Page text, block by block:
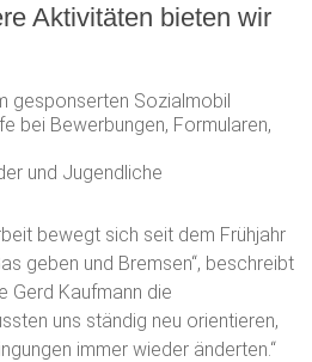
Aktivitäten bieten wir
gesponserten Sozialmobil
bei Bewerbungen, Formularen,
und Jugendliche
bewegt sich seit dem Frühjahr
geben und Bremsen“, beschreibt
Gerd Kaufmann die
uns ständig neu orientieren,
immer wieder änderten.“